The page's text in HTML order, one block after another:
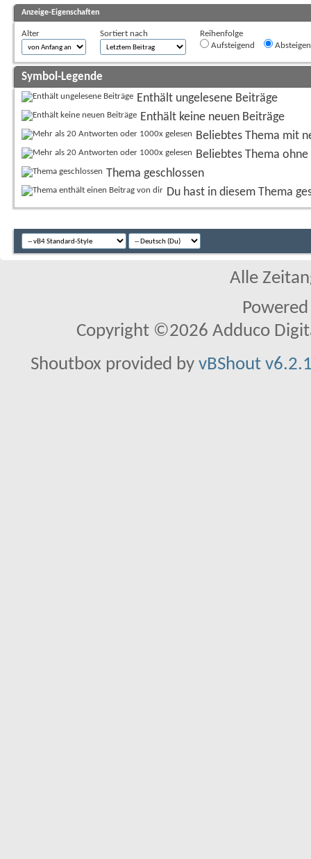
Anzeige-Eigenschaften
Alter Sortiert nach
Reihenfolge
Aufsteigend
Symbol-Legende
Enthält ungelesene Beiträge
Enthält keine neuen Beiträge
Beliebtes Thema mit
Beliebtes Thema
Thema geschlossen
Du hast in diesem Thema
Alle
Copyright ©2026 Adduco
Shoutbox provided by vBShout